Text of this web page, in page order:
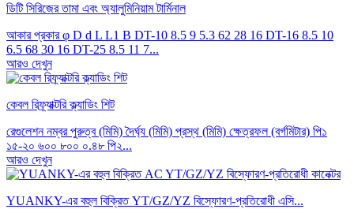
ডিটি সিরিজের তামা এবং অ্যালুমিনিয়াম টার্মিনাল
আকার প্রকার φ D d L L1 B DT-10 8.5 9 5.3 62 28 16 DT-16 8.5 10
6.5 68 30 16 DT-25 8.5 11 7...
আরও দেখুন
কেবল রিফ্র্যাক্টরি ক্ল্যাডিং শিট
রেগুলেশন নম্বর পুরুত্ব (মিমি) দৈর্ঘ্য (মিমি) প্রস্থ (মিমি) ক্ষেত্রফল (বর্গমিটার) পি১
১৫-২০ ৬০০ ৮০০ ০.৪৮ পি২...
আরও দেখুন
YUANKY-এর বহুল বিক্রিত YT/GZ/YZ বিস্ফোরণ-প্রতিরোধী এসি...